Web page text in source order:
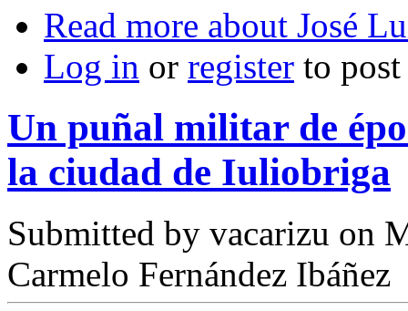
Read more about José
Log in or register to
Un puñal militar de
la ciudad de Iuliobriga
Submitted by vacarizu on
Carmelo Fernández Ibáñez